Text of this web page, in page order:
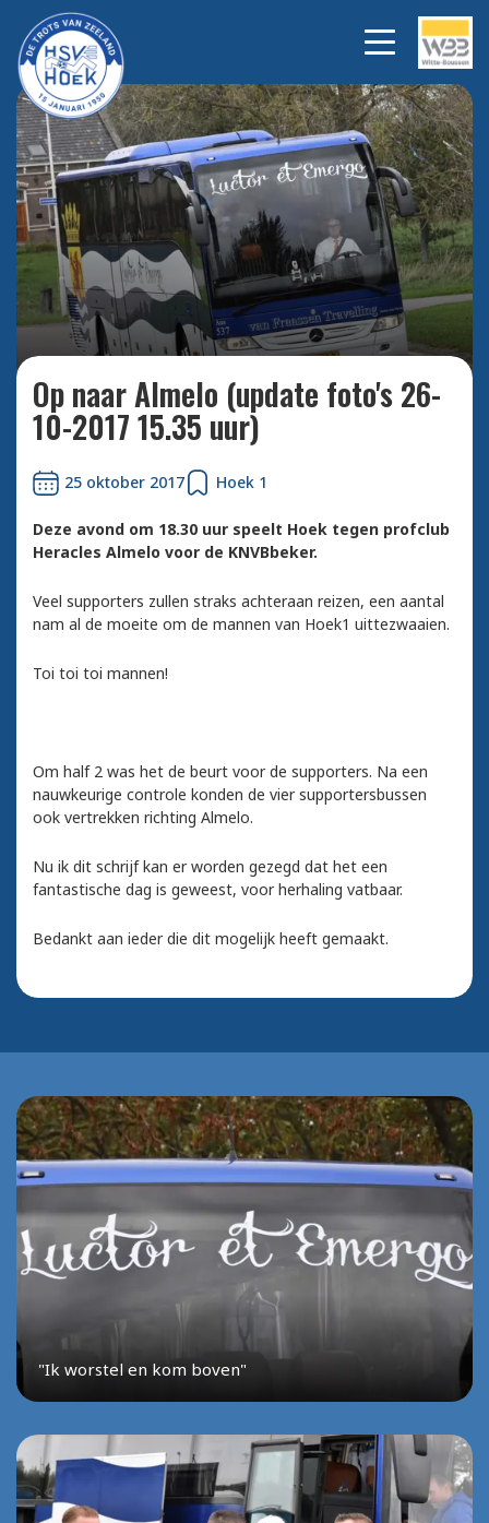
vertrokken.. Bekijk alle foto's
Op naar Almelo (update foto's 26-
10-2017 15.35 uur)
25 oktober 2017 Hoek 1
Deze avond om 18.30 uur speelt Hoek tegen profclub
Heracles Almelo voor de KNVBbeker.
Veel supporters zullen straks achteraan reizen, een aantal
nam al de moeite om de mannen van Hoek1 uittezwaaien.
Toi toi toi mannen!
Om half 2 was het de beurt voor de supporters. Na een
nauwkeurige controle konden de vier supportersbussen
ook vertrekken richting Almelo.
Nu ik dit schrijf kan er worden gezegd dat het een
fantastische dag is geweest, voor herhaling vatbaar.
Bedankt aan ieder die dit mogelijk heeft gemaakt.
"Ik worstel en kom boven"